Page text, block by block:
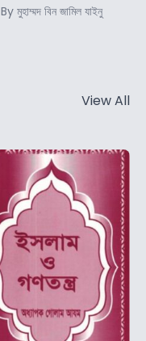
By মুহাম্মদ বিন জামিল যাইনু
View All